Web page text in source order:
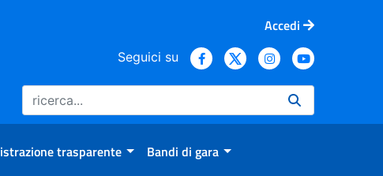
Accedi
Seguici su
trasparente Bandi di gara